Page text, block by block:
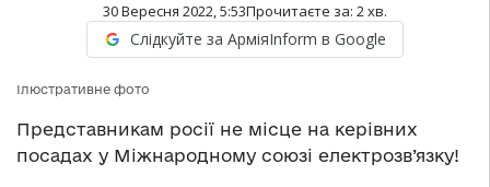
30 Вересня 2022, 5:53Прочитаєте за: 2хв.
Слідкуйте за АрміяInform в Google
Ілюстративне фото
Представникам росії не місце на керівних
посадах у Міжнародному союзі електрозв’язку!